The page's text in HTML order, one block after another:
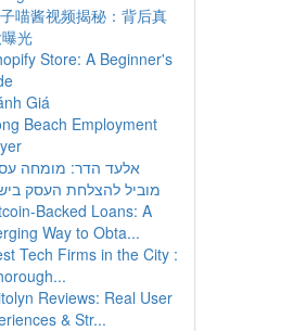
喵酱视频揭秘：背后真
光
Store: A Beginner's
Giá
Beach Employment
אלעד הדר: מומחה
מוביל להצלחת העסק
Backed Loans: A
Way to Obta...
Tech Firms in the City :
Reviews: Real User
& Str...